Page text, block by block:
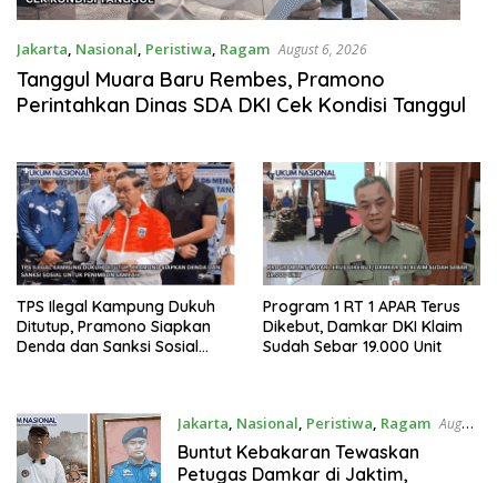
Jakarta, Nasional, Peristiwa, Ragam August 6, 2026
Tanggul Muara Baru Rembes, Pramono
Perintahkan Dinas SDA DKI Cek Kondisi Tanggul
TPS Ilegal Kampung Dukuh
Ditutup, Pramono Siapkan
Denda dan Sanksi Sosial
Program 1 RT 1 APAR Terus
Dikebut, Damkar DKI Klaim
Sudah Sebar 19.000 Unit
Jakarta Nasional Peristiwa Ragam August
3, 2026
Buntut Kebakaran Tewaskan
Petugas Damkar di Jaktim,